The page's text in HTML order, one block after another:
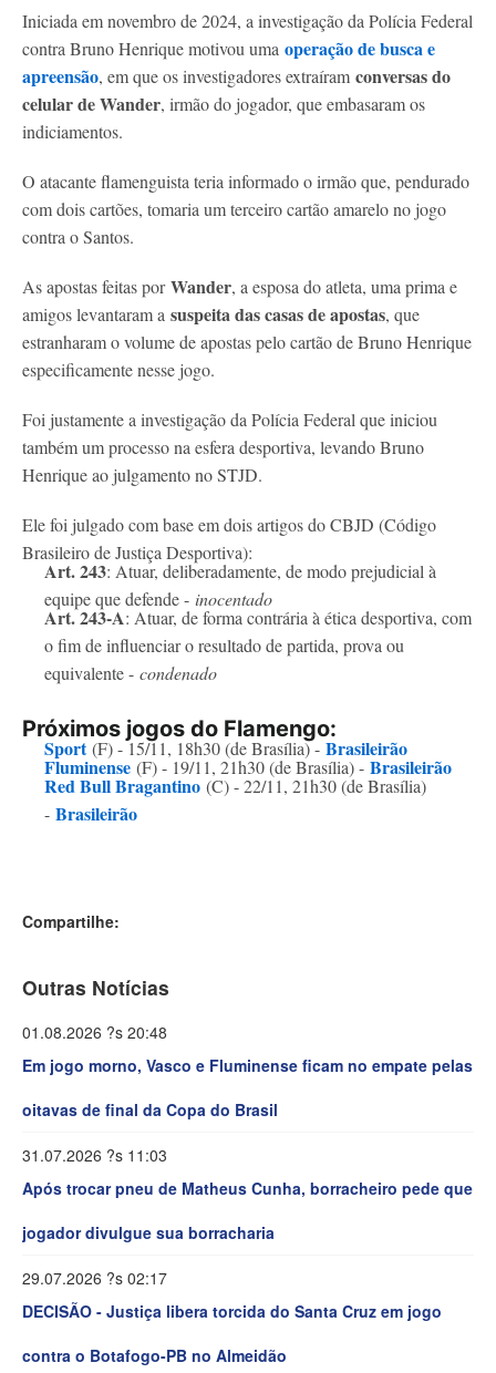
Iniciada em novembro de 2024, a investigação da Polícia Federal
contra Bruno Henrique motivou uma operação de busca e
apreensão, em que os investigadores extraíram conversas do
celular de Wander, irmão do jogador, que embasaram os
indiciamentos.
O atacante flamenguista teria informado o irmão que, pendurado
com dois cartões, tomaria um terceiro cartão amarelo no jogo
contra o Santos.
As apostas feitas porWander, a esposa do atleta, uma prima e
amigos levantaram a suspeita das casas de apostas, que
estranharam o volume de apostas pelo cartão de Bruno Henrique
especificamente nesse jogo.
Foi justamente a investigação da Polícia Federal que iniciou
também um processo na esfera desportiva, levando Bruno
Henrique ao julgamento no STJD.
Ele foi julgado com base em dois artigos do CBJD (Código
Brasileiro de Justiça Desportiva):
Art. 243: Atuar, deliberadamente, de modo prejudicial à
equipe que defende - inocentado
Art. 243-A: Atuar, de forma contrária à ética desportiva, com
o fim de influenciar o resultado de partida, prova ou
equivalente - condenado
Próximos jogos do Flamengo:
Sport(F) - 15/11, 18h30 (de Brasília) - Brasileirão
Fluminense (F) - 19/11, 21h30 (de Brasília) - Brasileirão
Red Bull Bragantino (C) - 22/11, 21h30 (de Brasília)
- Brasileirão
Compartilhe:
Outras Notícias
01.08.2026 ?s 20:48
Em jogo morno, Vasco e Fluminense ficam no empate pelas
oitavas de final da Copa do Brasil
31.07.2026 ?s 11:03
Após trocar pneu de Matheus Cunha, borracheiro pede que
jogador divulgue sua borracharia
29.07.2026 ?s 02:17
DECISÃO - Justiça libera torcida do Santa Cruz em jogo
contra o Botafogo-PB no Almeidão